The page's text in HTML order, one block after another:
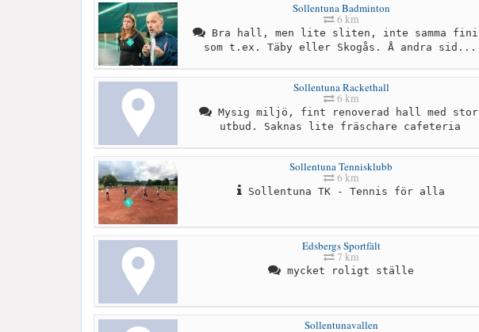
Sollentuna Badminton
6 km
Bra hall, men lite sliten, inte samma
som t.ex. Täby eller Skogås. Å andra sid...
Sollentuna Rackethall
6 km
Mysig miljö, fint renoverad hall med
utbud. Saknas lite fräschare cafeteria
Sollentuna Tennisklubb
6 km
Sollentuna TK - Tennis för alla
Edsbergs Sportfält
7 km
mycket roligt ställe
Sollentunavallen